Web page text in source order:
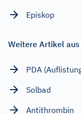
Episkop
Weitere Artikel aus
PDA
Solbad
Antithrombin